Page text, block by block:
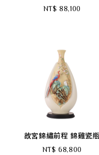
NT$ 88,100
故宮錦繡前程 錦雞瓷瓶
NT$ 68,800